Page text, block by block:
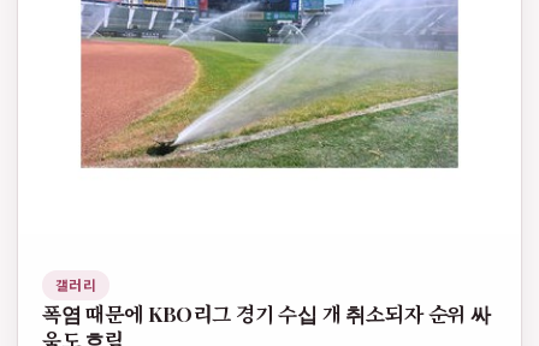
갤러리
폭염 때문에 KBO리그 경기 수십 개 취소되자 순위 싸
움도 흐림